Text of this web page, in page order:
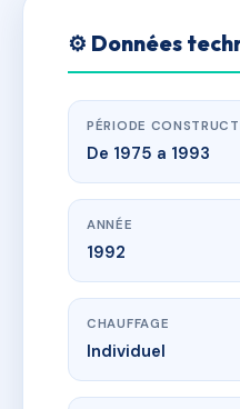
⚙️ Données
PÉRIODE
De 1975 a 1993
ANNÉE
1992
CHAUFFAGE
Individuel